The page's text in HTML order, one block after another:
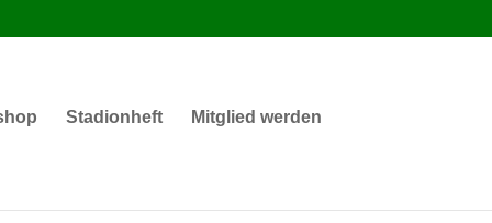
Stadionheft Mitglied werden